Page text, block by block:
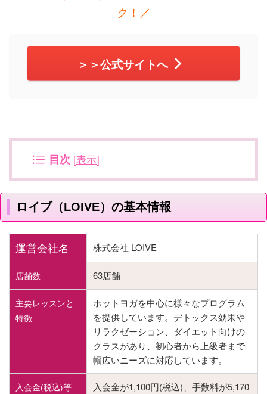
ク！／
＞＞公式サイトへ
目次 [表示]
ロイブ（LOIVE）の基本情報
運営会社名 株式会社 LOIVE
店舗数 63店舗
主要レッスンと
特徴
ホットヨガを中心に様々なプログラム
を提供しています。デトックス効果や
リラクゼーション、ダイエット向けの
クラスがあり、初心者から上級者まで
幅広いニーズに対応しています。
入会金(税込)等
入会金が1,100円(税込)、手数料が5,170